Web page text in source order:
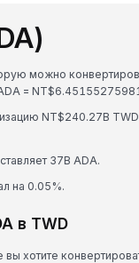
можно
=
NT$240.27B
37B ADA.
на 0.05%.
в TWD
хотите